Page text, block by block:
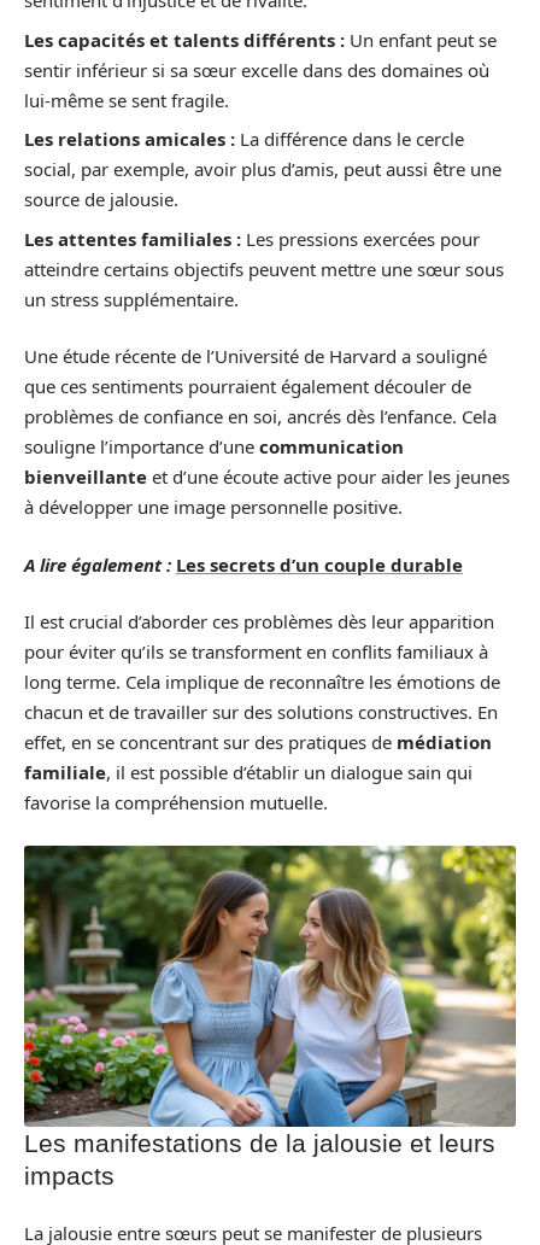
Les capacités et talents différents : Un enfant peut se
sentir inférieur si sa sœur excelle dans des domaines où
lui-même se sent fragile.
Les relations amicales : La différence dans le cercle
social, par exemple, avoir plus d’amis, peut aussi être une
source de jalousie.
Les attentes familiales : Les pressions exercées pour
atteindre certains objectifs peuvent mettre une sœur sous
un stress supplémentaire.
Une étude récente de l’Université de Harvard a souligné
que ces sentiments pourraient également découler de
problèmes de confiance en soi, ancrés dès l’enfance. Cela
souligne l’importance d’une communication
bienveillante et d’une écoute active pour aider les jeunes
à développer une image personnelle positive.
A lire également : Les secrets d’un couple durable
Il est crucial d’aborder ces problèmes dès leur apparition
pour éviter qu’ils se transforment en conflits familiaux à
long terme. Cela implique de reconnaître les émotions de
chacun et de travailler sur des solutions constructives. En
effet, en se concentrant sur des pratiques de médiation
familiale, il est possible d’établir un dialogue sain qui
favorise la compréhension mutuelle.
Les manifestations de la jalousie et leurs
impacts
La jalousie entre sœurs peut se manifester de plusieurs